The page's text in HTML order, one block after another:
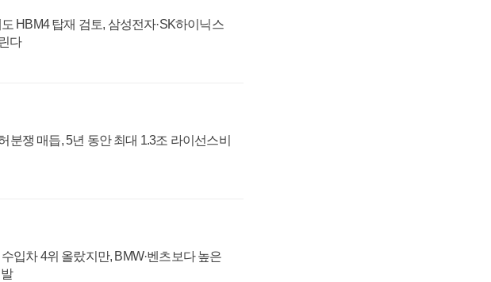
HBM4 탑재 검토, 삼성전자·SK하이닉스
다
분쟁 매듭, 5년 동안 최대 1.3조 라이선스비
입차 4위 올랐지만, BMW·벤츠보다 높은